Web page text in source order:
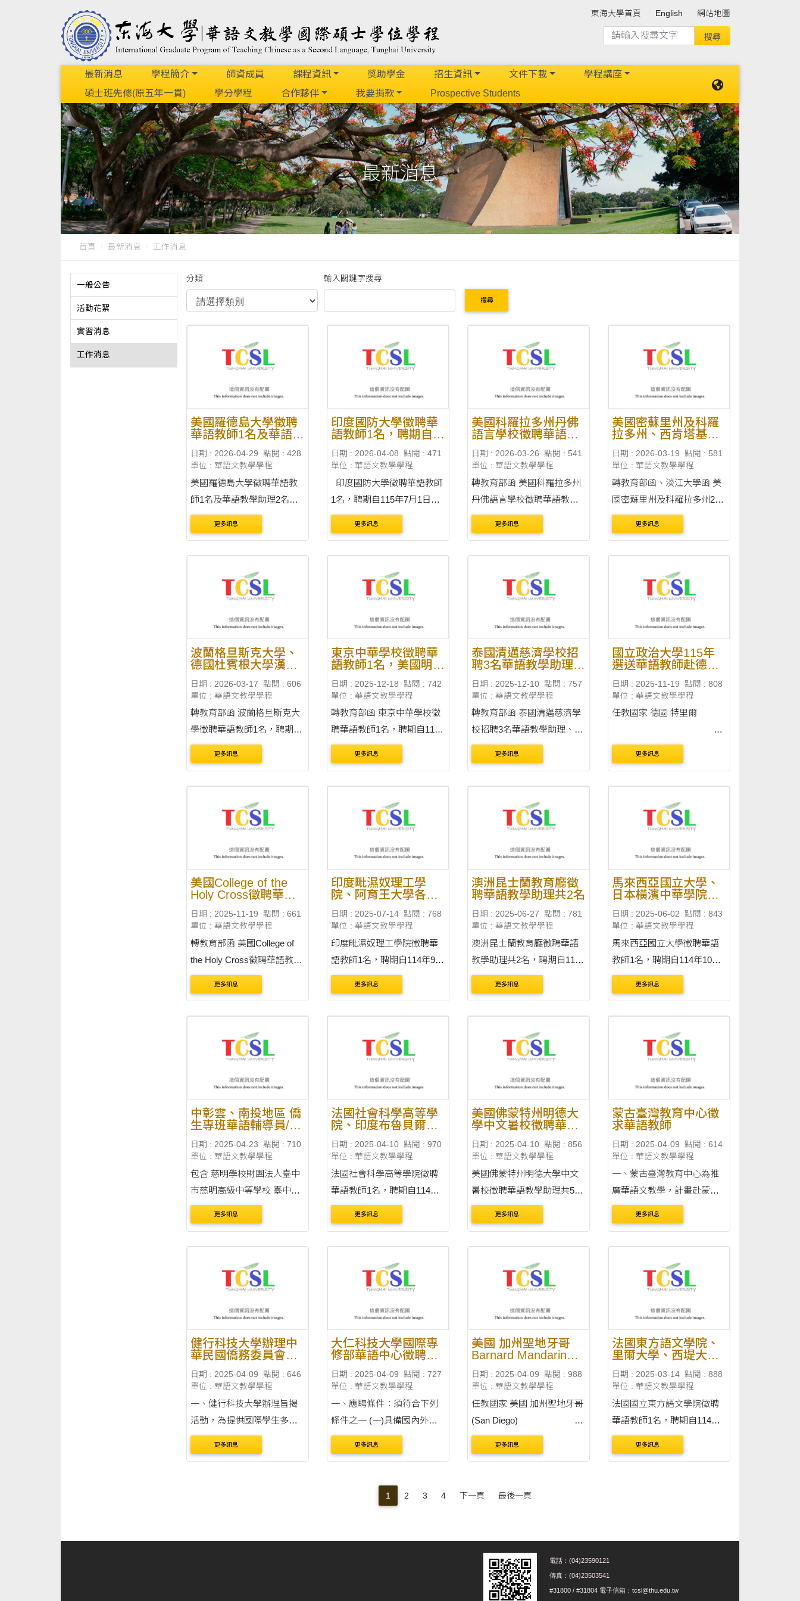
東海大學首頁 English 網站地圖
最新消息 學程簡介 師資成員 課程資訊 獎助學金 招生資訊 文件下載
學程講座
碩士班先修(原五年一貫)
學分學程 合作夥伴 我要捐款 Prospective Students
最新消息
首頁 最新消息 工作消息
一般公告
活動花絮
實習消息
工作消息
分類 輸入關鍵字搜尋
搜尋
美國羅德島大學徵聘
華語教師1名及華語教
115年8月24日起至
116年7月23日止。
日期 : 2026-04-29
點閱 : 428
單位 : 華語文教學學程
美國羅德島大學徵聘華語教
師1名及華語教學助理2名，
聘期自115年8月24日起至
116年7月23日止。 通告內容
https://lmit.edu.tw/sc/world_d
etail_edu/1355、
https://lmit.edu.tw/sc/world_d
更多訊息
印度國防大學徵聘華
語教師1名，聘期自
年6月29日止。
日期 : 2026-04-08
點閱 : 471
單位 : 華語文教學學程
1名，聘期自115年7月1日起
至116年6月29日止。 通告內
容刊載於臺灣華語教育資源
etail_edu/1342)。 收件截止
日：臺灣時間 115年4月15日
更多訊息
美國科羅拉多州丹佛
語言學校徵聘華語教
8月4日起至116年6月
4日止
日期 : 2026-03-26
點閱 : 541
單位 : 華語文教學學程
轉教育部函 美國科羅拉多州
丹佛語言學校徵聘華語教師2
名，聘期自115年8月4日起至
116年6月4日止。 通告內容
https://lmit.edu.tw/sc/world_d
etail_edu/1334)。 收件截止
日：臺灣時....
更多訊息
美國密蘇里州及科羅
拉多州、西肯塔基大
語教學助理
日期 : 2026-03-19
點閱 : 581
單位 : 華語文教學學程
轉教育部函、淡江大學函 美
國密蘇里州及科羅拉多州2所
學校徵聘華語教學助理2名，
聘期自115年7月至116年5月
https://lmit.edu.tw/sc/world_d
etail_edu/1319)。 收件....
更多訊息
波蘭格旦斯克大學、
德國杜賓根大學漢學
大學亞太研究系徵聘
華語教師
日期 : 2026-03-17
點閱 : 606
單位 : 華語文教學學程
轉教育部函 波蘭格旦斯克大
學徵聘華語教師1名，聘期自
115年10月1日起至116年9月
30日止。 通告內容刊載於臺
etail_edu/1320)。 收件截止
日：臺灣時間 115年4月3....
更多訊息
東京中華學校徵聘華
語教師1名，美國明尼
Academy徵聘華語教
師及教學助理各5名
日期 : 2025-12-18
點閱 : 742
單位 : 華語文教學學程
轉教育部函 東京中華學校徵
聘華語教師1名，聘期自115
年4月1日起至116年3月31日
止。 通告內容刊載於臺灣華
etail_edu/1260)。 收件截止
日：臺灣時間 114年12月26
更多訊息
泰國清邁慈濟學校招
聘3名華語教學助理、
技學院招聘1名華語教
學助理，聘期自115
年7月1日至116年2月
28日止
日期 : 2025-12-10 點閱 : 757
單位 : 華語文教學學程
轉教育部函 泰國清邁慈濟學
校招聘3名華語教學助理、泰
國-臺灣（BDI）科技學院招
聘1名華語教學助理，聘期自
華語教育資源中心（網址：
https://lmit.edu.tw/sc/world_d
更多訊息
國立政治大學115年
選送華語教師赴德國
日期 : 2025-11-19
點閱 : 808
單位 : 華語文教學學程
任教國家 德國 特里爾
合作單位 特里爾大
更多訊息
美國College of the
Holy Cross徵聘華語
自115年8月22日至
116年5月15日止。
日期 : 2025-11-19
點閱 : 661
單位 : 華語文教學學程
轉教育部函 美國College of
the Holy Cross徵聘華語教學
助理共2名，聘期自115年8月
22日至116年5月15日止。 通
https://lmit.edu.tw/sc/world_d
etail_edu/1251） 收件截止
日：臺灣時....
更多訊息
印度毗濕奴理工學
院、阿育王大學各徵
日期 : 2025-07-14 點閱 : 768
單位 : 華語文教學學程
印度毗濕奴理工學院徵聘華
語教師1名，聘期自114年9月
1日起至115年8月31日止。
通告內容刊載於臺灣華語教
etail_edu/1216)。 收件截止
日：臺灣時間 114年7月15日
18:00 &nb....
更多訊息
澳洲昆士蘭教育廳徵
聘華語教學助理共2名
日期 : 2025-06-27
點閱 : 781
單位 : 華語文教學學程
澳洲昆士蘭教育廳徵聘華語
教學助理共2名，聘期自115
年1月26日至115年6月28日
止。 通告內容刊載於臺灣華
etail_edu/1208） 收件截止
日：臺灣時間 114年8月25日
更多訊息
馬來西亞國立大學、
日本橫濱中華學院、
洋私立學校柯斯塔梅
薩分校徵聘華語教師
日期 : 2025-06-02
點閱 : 843
單位 : 華語文教學學程
馬來西亞國立大學徵聘華語
教師1名，聘期自114年10月1
日起至115年9月30日止。 通
告內容刊載於臺灣華語教育
etail_edu/1196)。 收件截止
日：臺灣時間 114年6月27日
更多訊息
中彰雲、南投地區 僑
生專班華語輔導員/實
日期 : 2025-04-23
點閱 : 710
單位 : 華語文教學學程
包含 慈明學校財團法人臺中
市慈明高級中等學校 臺中市
私立嶺東高級中學 臺中市青
年⾼級中學 中臺科技大學 義
需求、待遇詳見附件2
更多訊息
法國社會科學高等學
院、印度布魯貝爾斯
師
日期 : 2025-04-10 點閱 : 970
單位 : 華語文教學學程
法國社會科學高等學院徵聘
華語教師1名，聘期自114年9
月1日起至115年8月31日止。
通告內容刊載於臺灣華語教
etail_edu/1172)。 收件截止
日：臺灣時間 114年5月2日
23:30 &....
更多訊息
美國佛蒙特州明德大
學中文暑校徵聘華語
日期 : 2025-04-10 點閱 : 856
單位 : 華語文教學學程
美國佛蒙特州明德大學中文
暑校徵聘華語教學助理共5
名，聘期自114年6月16日至
114年8月16日止。 通告內容
https://lmit.edu.tw/sc/world_d
etail_edu/1171） 收件截止
日：臺灣時間 114年4月2
更多訊息
蒙古臺灣教育中心徵
求華語教師
日期 : 2025-04-09
點閱 : 614
單位 : 華語文教學學程
一、蒙古臺灣教育中心為推
廣華語文教學，計畫赴蒙古
開辦2025秋季華語文教學課
程，徵求華語教師於2025年9
貴校推薦中國文學系或華語
文教學相關科系畢業校友
更多訊息
健行科技大學辦理中
華民國僑務委員會
「2025年僑務委員會
海 外青年語文研習班
(實體)印尼班」之華
語文師資招募
日期 : 2025-04-09
點閱 : 646
單位 : 華語文教學學程
一、健行科技大學辦理旨揭
活動，為提供國際學生多樣
化的專業師資需求，廣大徵
求華語文教師。 二、報名時
更多訊息
大仁科技大學國際專
修部華語中心徵聘
114學年度第1學期 兼
任 華語講師
日期 : 2025-04-09
點閱 : 727
單位 : 華語文教學學程
一、應聘條件：須符合下列
條件之一 (一)具備國內外大
專校院碩士以上學位，並具
教育部「對外華語教學能力
國內外華語文教學相關系所
碩士以上學位。 (三)具備國
更多訊息
美國 加州聖地牙哥
Barnard Mandarin
Magnet Elementary
School 徵華語助理華
語教學助理
日期 : 2025-04-09
點閱 : 988
單位 : 華語文教學學程
任教國家 美國 加州聖地牙哥
(San Diego)
更多訊息
法國東方語文學院、
里爾大學、西堤大
學、雷恩第二大學徵
華語教師
日期 : 2025-03-14 點閱 : 888
單位 : 華語文教學學程
法國國立東方語文學院徵聘
華語教師1名，聘期自114年9
月1日起至115年8月31日止。
通告內容刊載於臺灣華語教
更多訊息
1 2 3 4 下一頁 最後一頁
電話：(04)23590121
傳真：(04)23503541
#31800 / #31804 電子信箱：tcsl@thu.edu.tw